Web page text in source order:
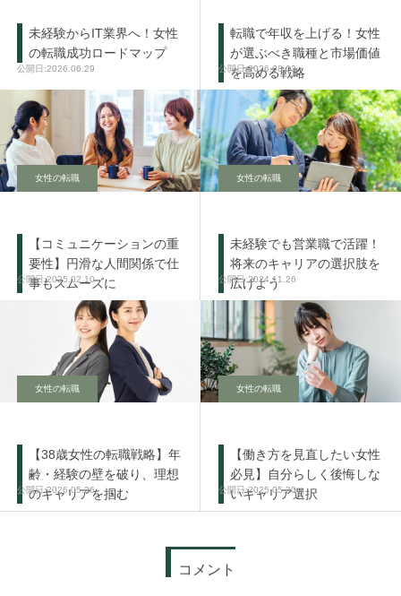
未経験からIT業界へ！女性
の転職成功ロードマップ
2026.06.29
転職で年収を上げる！女性
が選ぶべき職種と市場価値
を高める戦略
2026.08.03
女性の転職
【コミュニケーションの重
要性】円滑な人間関係で仕
事もスムーズに
2025.02.10
女性の転職
未経験でも営業職で活躍！
将来のキャリアの選択肢を
広げよう
2024.11.26
女性の転職
【38歳女性の転職戦略】年
齢・経験の壁を破り、理想
のキャリアを掴む
2026.05.26
女性の転職
【働き方を見直したい女性
必見】自分らしく後悔しな
いキャリア選択
2025.05.30
コメント